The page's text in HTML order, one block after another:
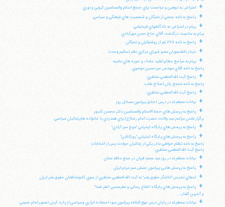
+ اعتراض به توهين و مزاحمت براي حجج اسلام والمسلمين كروبي و نوري
+ پاسخ به نامه جمعي از نخبگان و شخصيت هاي فرهنگي و سياسي
+
پيام در اعتراض به دادگاههاي فرمايشي
پيام به مناسبت درگذشت آقاي حاج حسن مهرآبادي
+ پاسخ به نامه 293 نفر از روشنفكران و نخبگان
+ ديدار دانشجويان عضو شوراي مركزي دفتر تحكيم وحدت
+
پيام به مراجع عظام تقليد، علماء و حوزه هاي علميه
پاسخ به نامه آقاي مهندس ميرحسين موسوي
+
پاسخ آيت الله العظمي منتظري:
پاسخ به نامه مجمع زنان اصلاح طلب
+ پاسخ آيت الله العظمي منتظري:
+ بيانات معظم له در درس اخلاق پيرامون مسائل روز
+
پاسخ به پرسش هاي حجة الاسلام والمسلمين دكتر محسن كديور
برگزار نشدن مراسم عيد ولادت حضرت امام رضا(ع) براي همدردي با خانواده هايزندانيان سياسي
+ پاسخ به پرسش هاي پايگاه اينترنتي "موج سبز آزادي"
+
پاسخ به پرسش هاي پايگاه اينترنتي "روزآنلاين"
پاسخ به نامه تظلم خواهي مادر يكي از زندانيان حوادث پس از انتخابات
پاسخ آيت الله العظمي منتظري:
+ بيانات معظم له در روز عيد سعيد قربان در جمع علاقه مندان
+ پاسخ به پرسش هايي پيرامون جنبش سبز مردم ايران
+ اعطاي تنديس "تلاشگر حقوق بشر" به آيت الله العظمي منتظري از سوي كانونمدافعان حقوق بشر ايران
+
پاسخ به پرسش هاي پايگاه اطلاع رساني و نظرسنجي "نظر شما"
و آخرين گفتار...
+ بيانات معظم له در پايان درس نهج البلاغه پيرامون سوء استفاده ابزاري وسياسي از پاره كردن تصوير امام خميني